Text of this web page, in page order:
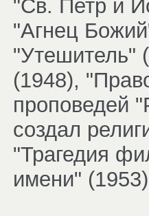
"Св. Петр и
"Агнец
"Утешитель"
(1948),
проповедей
создал
"Трагедия
имени"